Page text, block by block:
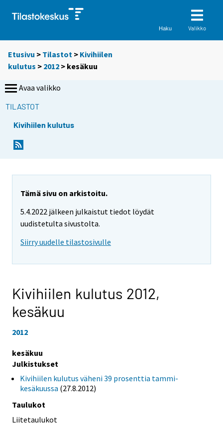
Haku Valikko
Etusivu > Tilastot > Kivihiilen
kulutus > 2012 > kesäkuu
Avaa valikko
TILASTOT
Kivihiilen kulutus
Tämä sivu on arkistoitu.
5.4.2022 jälkeen julkaistut tiedot löydät
uudistetulta sivustolta.
Siirry uudelle tilastosivulle
Kivihiilen kulutus 2012,
kesäkuu
2012
kesäkuu
Julkistukset
Kivihiilen kulutus väheni 39 prosenttia tammi-
kesäkuussa (27.8.2012)
Taulukot
Liitetaulukot